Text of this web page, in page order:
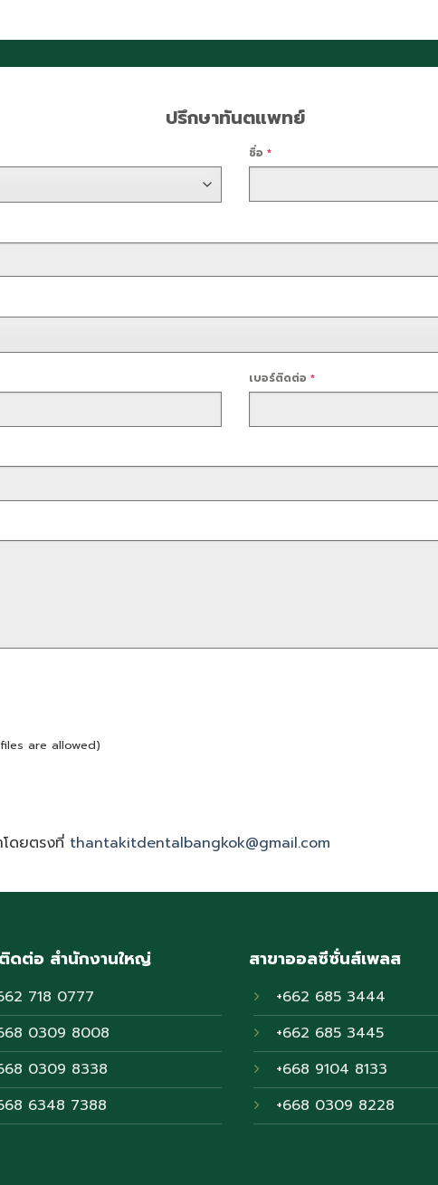
ปรึกษาทันตแพทย์
ชื่อ *
เบอร์ติดต่อ *
are allowed)
ดยตรงที่ thantakitdentalbangkok@gmail.com
ดต่อ สำนักงานใหญ่
718 0777
0309 8008
0309 8338
6348 7388
สาขาออลซีซั่นส์เพลส
+662 685 3444
+662 685 3445
+668 9104 8133
+668 0309 8228